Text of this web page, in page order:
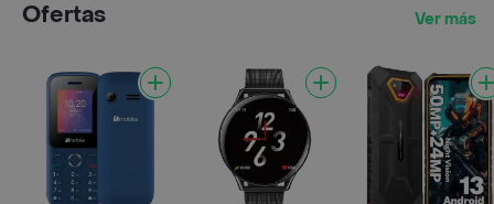
Ofertas Ver más